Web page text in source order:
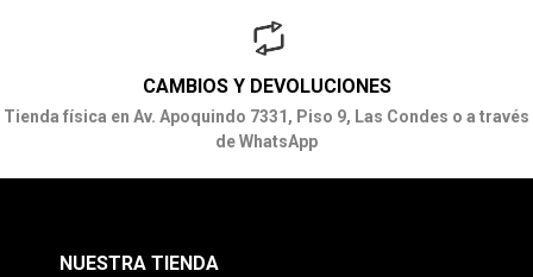
CAMBIOS Y DEVOLUCIONES
Tienda física en Av. Apoquindo 7331, Piso 9, Las Condes o a través
de WhatsApp
NUESTRA TIENDA